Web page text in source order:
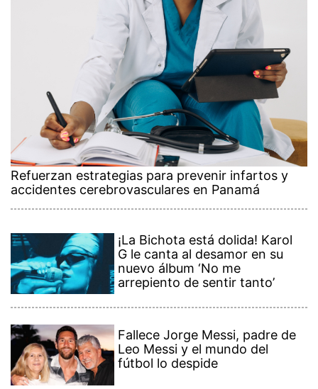
Refuerzan estrategias para prevenir infartos y
accidentes cerebrovasculares en Panamá
¡La Bichota está dolida! Karol
G le canta al desamor en su
nuevo álbum ‘No me
arrepiento de sentir tanto’
Fallece Jorge Messi, padre de
Leo Messi y el mundo del
fútbol lo despide